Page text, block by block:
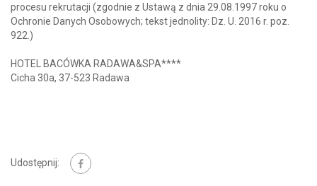
procesu rekrutacji (zgodnie z Ustawą z dnia 29.08.1997 roku o
Ochronie Danych Osobowych; tekst jednolity: Dz. U. 2016 r. poz.
922.)
HOTEL BACÓWKA RADAWA&SPA****
Cicha 30a, 37-523 Radawa
Udostępnij: